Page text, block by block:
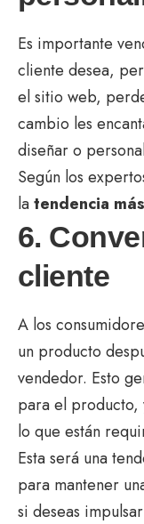
Es importante
cliente desea,
el sitio web,
cambio les
diseñar o
Según los
latendencia
6.
cliente
A los
un producto
vendedor. Esto
para el producto,
lo que están
Esta será una
para mantener
si deseas